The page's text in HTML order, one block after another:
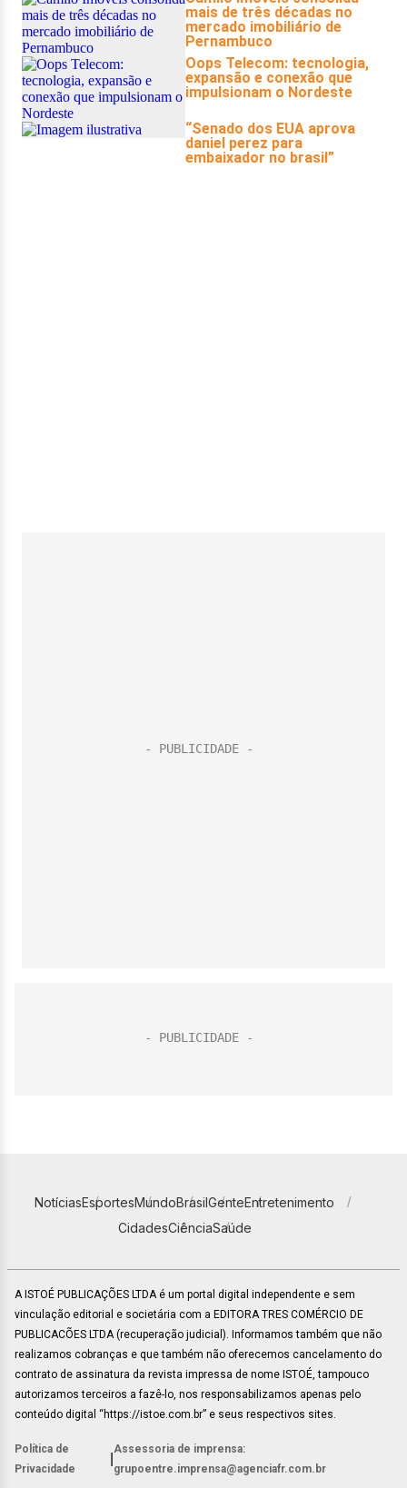
NotíciasEsportesMundoBrasilGenteEntretenimento
CidadesCiênciaSaúde
A ISTOÉ PUBLICAÇÕES LTDA é um portal digital independente e sem
vinculação editorial e societária com a EDITORA TRES COMÉRCIO DE
PUBLICACÕES LTDA (recuperação judicial). Informamos também que não
realizamos cobranças e que também não oferecemos cancelamento do
contrato de assinatura da revista impressa de nome ISTOÉ, tampouco
autorizamos terceiros a fazê-lo, nos responsabilizamos apenas pelo
conteúdo digital “https://istoe.com.br” e seus respectivos sites.
Política de
Privacidade
Assessoria de imprensa:
grupoentre.imprensa@agenciafr.com.br